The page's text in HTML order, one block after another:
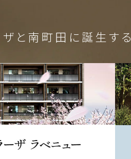
と南町田に誕生する